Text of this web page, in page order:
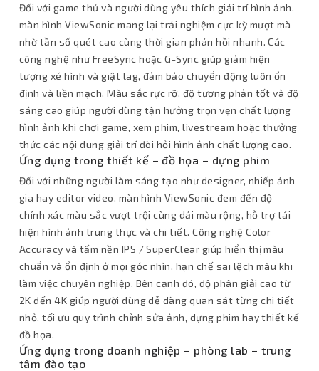
Đối với game thủ và người dùng yêu thích giải trí hình ảnh,
màn hình ViewSonic mang lại trải nghiệm cực kỳ mượt mà
nhờ tần số quét cao cùng thời gian phản hồi nhanh. Các
công nghệ như FreeSync hoặc G-Sync giúp giảm hiện
tượng xé hình và giật lag, đảm bảo chuyển động luôn ổn
định và liền mạch. Màu sắc rực rỡ, độ tương phản tốt và độ
sáng cao giúp người dùng tận hưởng trọn vẹn chất lượng
hình ảnh khi chơi game, xem phim, livestream hoặc thưởng
thức các nội dung giải trí đòi hỏi hình ảnh chất lượng cao.
Ứng dụng trong thiết kế – đồ họa – dựng phim
Đối với những người làm sáng tạo như designer, nhiếp ảnh
gia hay editor video, màn hình ViewSonic đem đến độ
chính xác màu sắc vượt trội cùng dải màu rộng, hỗ trợ tái
hiện hình ảnh trung thực và chi tiết. Công nghệ Color
Accuracy và tấm nền IPS / SuperClear giúp hiển thị màu
chuẩn và ổn định ở mọi góc nhìn, hạn chế sai lệch màu khi
làm việc chuyên nghiệp. Bên cạnh đó, độ phân giải cao từ
2K đến 4K giúp người dùng dễ dàng quan sát từng chi tiết
nhỏ, tối ưu quy trình chỉnh sửa ảnh, dựng phim hay thiết kế
đồ họa.
Ứng dụng trong doanh nghiệp – phòng lab – trung
tâm đào tạo